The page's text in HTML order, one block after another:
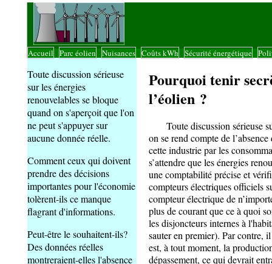
Accueil Parc éolien Nuisances Coûts kWh Sécurité énergétique
Toute discussion sérieuse
sur les énergies
renouvelables se bloque
quand on s'aperçoit que l'on
ne peut s'appuyer sur
aucune donnée réelle.
Comment ceux qui doivent
prendre des décisions
importantes pour l'économie
tolèrent-ils ce manque
flagrant d'informations.
Peut-être le souhaitent-ils?
Des données réelles
montreraient-elles l'absence
Pourquoi tenir
l’éolien ?
Toute discussion sérieuse
on se rend compte de
cette industrie par les
s’attendre que les énergies
une comptabilité précise et
compteurs électriques officiels
compteur électrique de
plus de courant que ce à quoi
les disjoncteurs internes à
sauter en premier). Par contre,
est, à tout moment, la
dépassement, ce qui devrait